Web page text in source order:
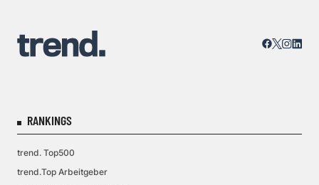
RANKINGS
trend. Top500
trend.Top Arbeitgeber